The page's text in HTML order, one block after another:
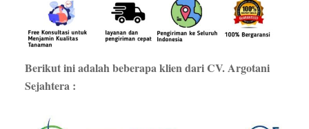
Berikut ini adalah beberapa klien dari CV. Argotani
Sejahtera :